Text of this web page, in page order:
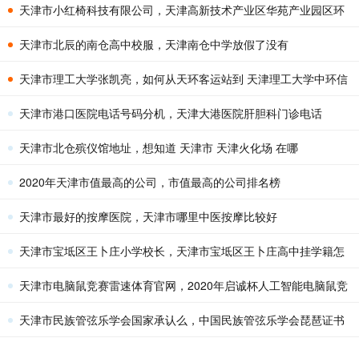
天津市小红椅科技有限公司，天津高新技术产业区华苑产业园区环
外海泰华科1路15号4楼是什么
天津市北辰的南仓高中校服，天津南仓中学放假了没有
天津市理工大学张凯亮，如何从天环客运站到 天津理工大学中环信
息学院
天津市港口医院电话号码分机，天津大港医院肝胆科门诊电话
天津市北仓殡仪馆地址，想知道 天津市 天津火化场 在哪
2020年天津市值最高的公司，市值最高的公司排名榜
天津市最好的按摩医院，天津市哪里中医按摩比较好
天津市宝坻区王卜庄小学校长，天津市宝坻区王卜庄高中挂学籍怎
么挂他说8月25日上午8点报道
天津市电脑鼠竞赛雷速体育官网，2020年启诚杯人工智能电脑鼠竞
赛还在南开大学举办吗
天津市民族管弦乐学会国家承认么，中国民族管弦乐学会琵琶证书